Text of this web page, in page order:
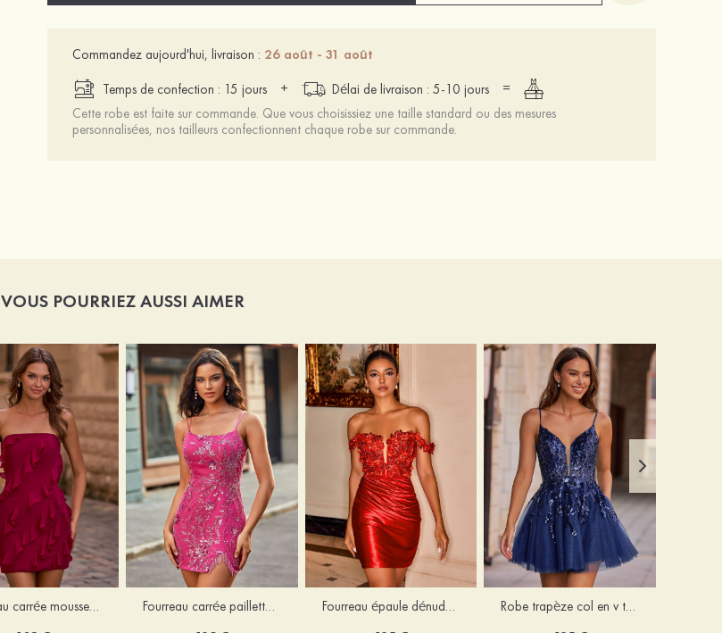
32 € 12 €
Commandez aujourd'hui, livraison : 26 août - 31 août
Temps de confection : 15 jours
+ Délai de livraison : 5-10 jours
=
Cette robe est faite sur commande. Que vous choisissiez une taille standard ou des mesures
personnalisées, nos tailleurs confectionnent chaque robe sur commande.
VOUS POURRIEZ AUSSI AIMER
Fourreau carrée mousseline courte/mini robe de fête de la rentré avec volants Fourreau carrée paillettes courte/mini robe de fête de la rentrée Fourreau épaule dénudée soie comme du satin courte/mini robe de fête de la rentrée Robe trapèze col en v tulle courte/mini robe de fête de la rentrée avec poches paillettes